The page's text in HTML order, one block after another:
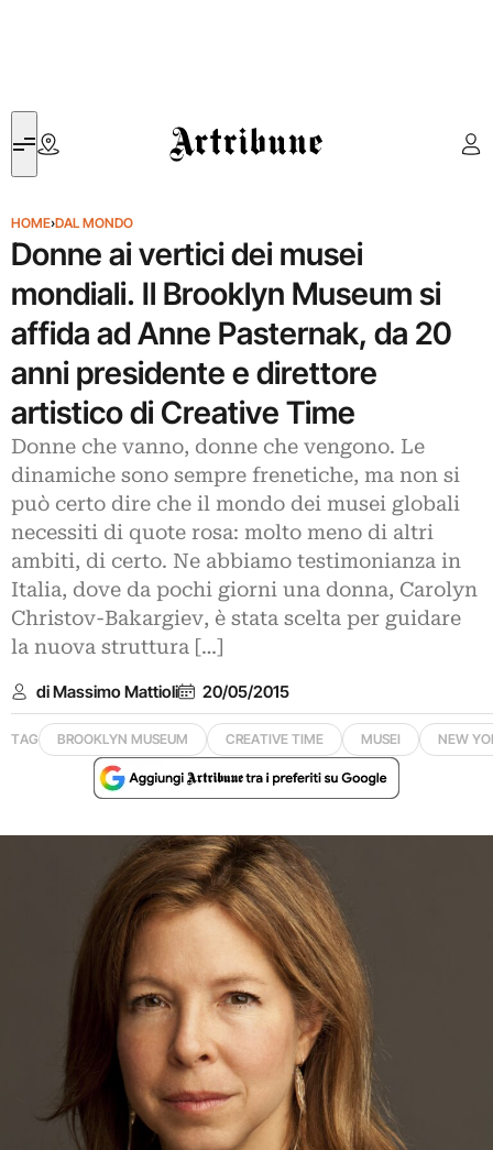
Artribune
HOME›DAL MONDO
Donne ai vertici dei musei
mondiali. Il Brooklyn Museum si
affida ad Anne Pasternak, da 20
anni presidente e direttore
artistico di Creative Time
Donne che vanno, donne che vengono. Le
dinamiche sono sempre frenetiche, ma non si
può certo dire che il mondo dei musei globali
necessiti di quote rosa: molto meno di altri
ambiti, di certo. Ne abbiamo testimonianza in
Italia, dove da pochi giorni una donna, Carolyn
Christov-Bakargiev, è stata scelta per guidare
la nuova struttura […]
di Massimo Mattioli 20/05/2015
TAG BROOKLYN MUSEUM CREATIVE TIME MUSEI NEW